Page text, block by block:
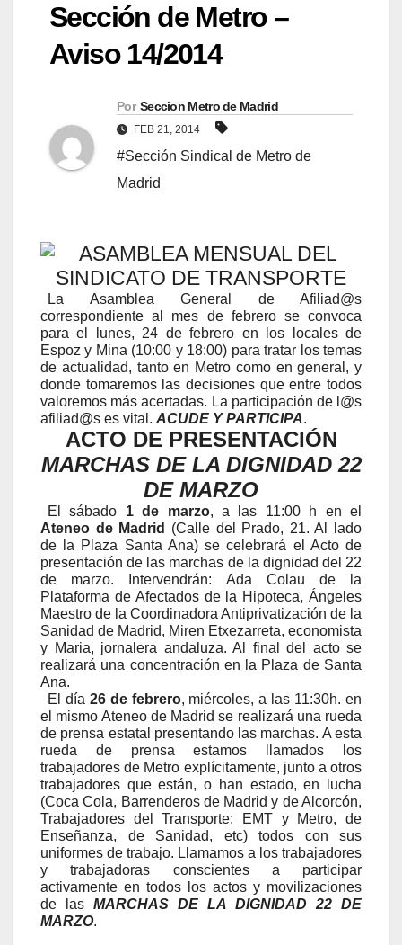
Sección de Metro –
Aviso 14/2014
Por Seccion Metro de Madrid
FEB 21, 2014
#Sección Sindical de Metro de
Madrid
ASAMBLEA MENSUAL DEL
SINDICATO DE TRANSPORTE
La Asamblea General de Afiliad@s
correspondiente al mes de febrero se convoca
para el lunes, 24 de febrero en los locales de
Espoz y Mina (10:00 y 18:00) para tratar los temas
de actualidad, tanto en Metro como en general, y
donde tomaremos las decisiones que entre todos
valoremos más acertadas. La participación de l@s
afiliad@s es vital. ACUDE Y PARTICIPA.
ACTO DE PRESENTACIÓN
MARCHAS DE LA DIGNIDAD 22
DE MARZO
El sábado 1 de marzo, a las 11:00 h en el
Ateneo de Madrid
(Calle del Prado, 21. Al lado
de la Plaza Santa Ana) se celebrará el Acto de
presentación de las marchas de la dignidad del 22
de marzo. Intervendrán: Ada Colau de la
Plataforma de Afectados de la Hipoteca, Ángeles
Maestro de la Coordinadora Antiprivatización de la
Sanidad de Madrid, Miren Etxezarreta, economista
y Maria, jornalera andaluza. Al final del acto se
realizará una concentración en la Plaza de Santa
Ana.
El día 26 de febrero, miércoles, a las 11:30h. en
el mismo Ateneo de Madrid se realizará una rueda
de prensa estatal presentando las marchas. A esta
rueda de prensa estamos llamados los
trabajadores de Metro explícitamente, junto a otros
trabajadores que están, o han estado, en lucha
(Coca Cola, Barrenderos de Madrid y de Alcorcón,
Trabajadores del Transporte: EMT y Metro, de
Enseñanza, de Sanidad, etc) todos con sus
uniformes de trabajo. Llamamos a los trabajadores
y trabajadoras conscientes a participar
activamente en todos los actos y movilizaciones
de las MARCHAS DE LA DIGNIDAD 22 DE
MARZO.